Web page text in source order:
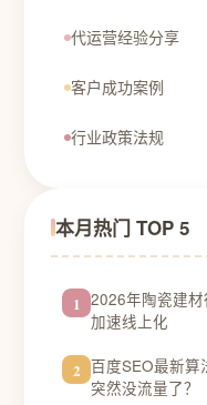
代运营经验分享
客户成功案例
行业政策法规
本月热门 TOP 5
1 2026年陶瓷建
加速线上化
2 百度SEO最新算
突然没流量了？